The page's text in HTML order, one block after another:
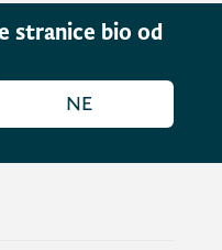
stranice bio od
NE